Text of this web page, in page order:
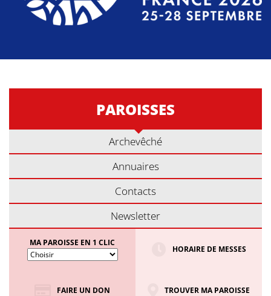
PAROISSES
Archevêché
Annuaires
Contacts
Newsletter
MA PAROISSE EN 1 CLIC
HORAIRE DE MESSES
FAIRE UN DON TROUVER MA PAROISSE